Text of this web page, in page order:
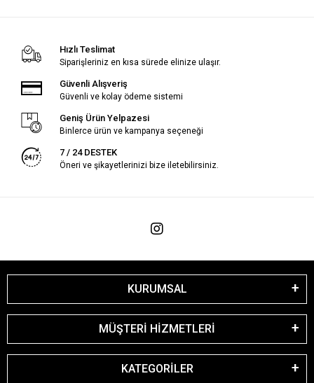
Hızlı Teslimat
Siparişleriniz en kısa sürede elinize ulaşır.
Güvenli Alışveriş
Güvenli ve kolay ödeme sistemi
Geniş Ürün Yelpazesi
Binlerce ürün ve kampanya seçeneği
7 / 24 DESTEK
Öneri ve şikayetlerinizi bize iletebilirsiniz.
KURUMSAL
MÜŞTERİ HİZMETLERİ
KATEGORİLER